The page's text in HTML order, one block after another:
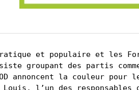
et populaire et les
groupant des partis
annoncent la couleur pour
Louis, l’un des responsables